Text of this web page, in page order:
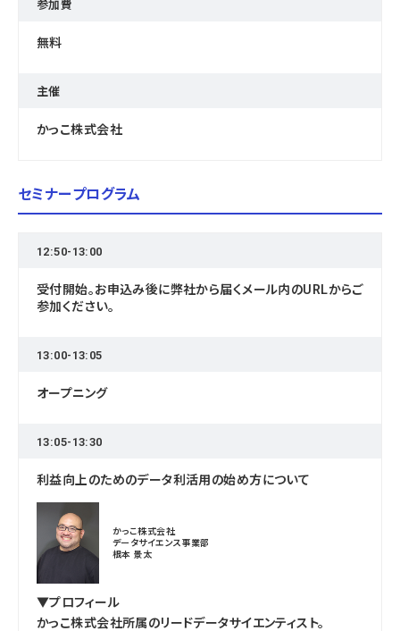
参加費
無料
主催
かっこ株式会社
セミナープログラム
12:50-13:00
受付開始。お申込み後に弊社から届くメール内のURLからご
参加ください。
13:00-13:05
オープニング
13:05-13:30
利益向上のためのデータ利活用の始め方について
かっこ株式会社
データサイエンス事業部
根本 景太
▼プロフィール
かっこ株式会社所属のリードデータサイエンティスト。